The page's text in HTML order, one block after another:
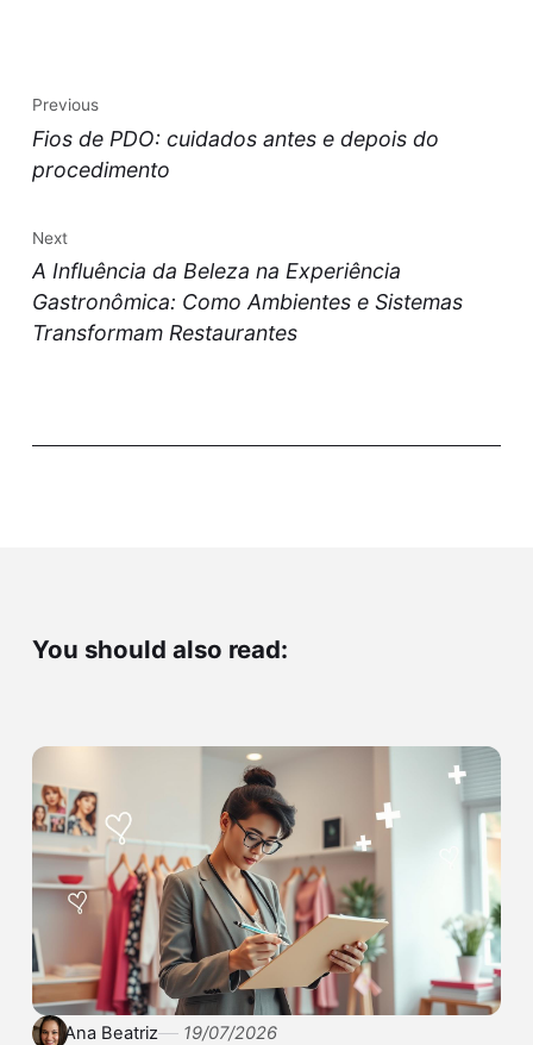
Previous
Fios de PDO: cuidados antes e depois do
procedimento
Next
A Influência da Beleza na Experiência
Gastronômica: Como Ambientes e Sistemas
Transformam Restaurantes
You should also read:
Ana Beatriz 19/07/2026